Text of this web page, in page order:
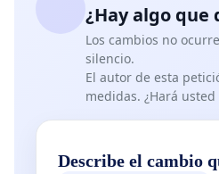
¿Hay algo que
Los cambios no
silencio.
El autor de esta
medidas. ¿Hará
Describe el cambio